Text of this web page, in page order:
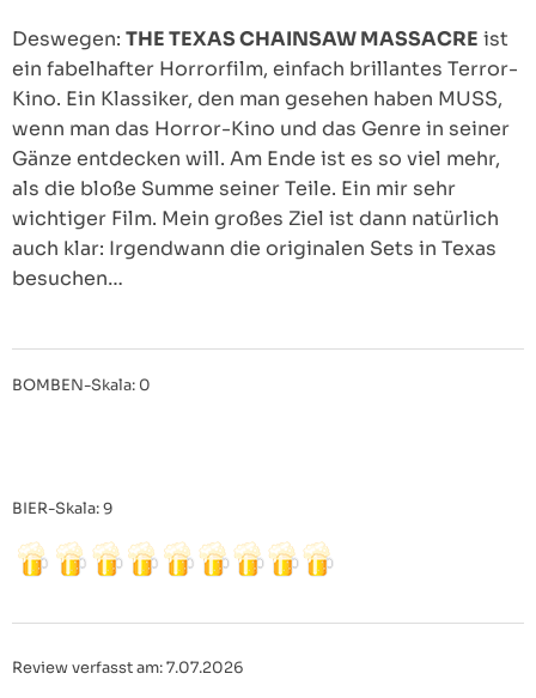
Deswegen: THE TEXAS CHAINSAW MASSACRE ist
ein fabelhafter Horrorfilm, einfach brillantes Terror-
Kino. Ein Klassiker, den man gesehen haben MUSS,
wenn man das Horror-Kino und das Genre in seiner
Gänze entdecken will. Am Ende ist es so viel mehr,
als die bloße Summe seiner Teile. Ein mir sehr
wichtiger Film. Mein großes Ziel ist dann natürlich
auch klar: Irgendwann die originalen Sets in Texas
besuchen…
BOMBEN-Skala: 0
BIER-Skala: 9
Review verfasst am: 7.07.2026